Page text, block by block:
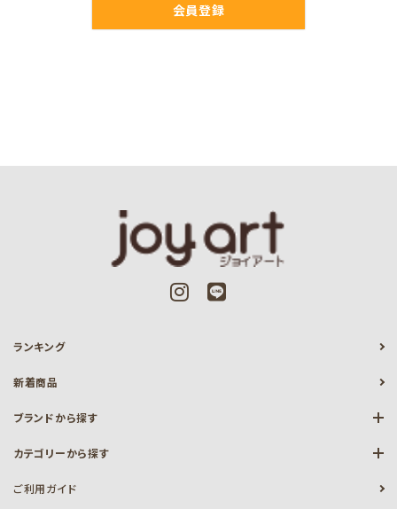
会員登録
ランキング
新着商品
ブランドから探す
カテゴリーから探す
ご利用ガイド